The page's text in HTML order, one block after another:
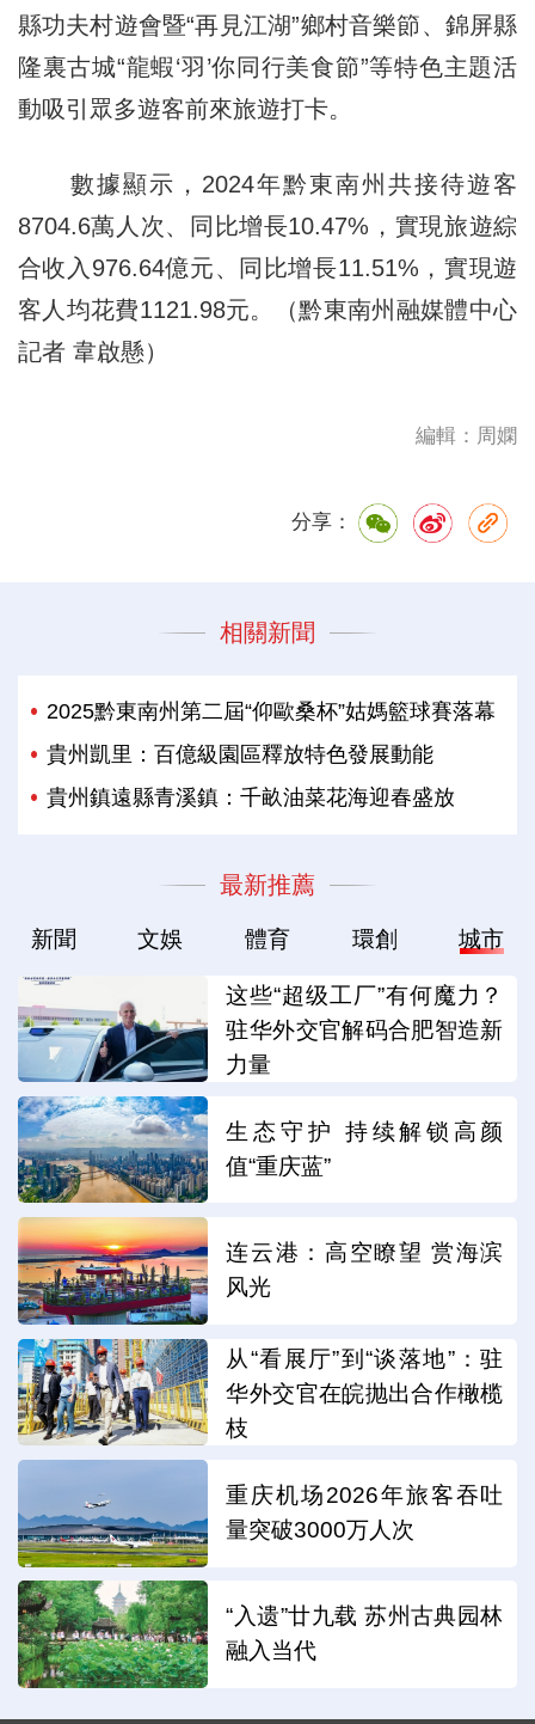
縣功夫村遊會暨“再見江湖”鄉村音樂節、錦屏縣
隆裏古城“龍蝦‘羽’你同行美食節”等特色主題活
動吸引眾多遊客前來旅遊打卡。
數據顯示，2024年黔東南州共接待遊客
8704.6萬人次、同比增長10.47%，實現旅遊綜
合收入976.64億元、同比增長11.51%，實現遊
客人均花費1121.98元。（黔東南州融媒體中心
記者 韋啟懸）
編輯：周嫻
分享：
相關新聞
2025黔東南州第二屆“仰歐桑杯”姑媽籃球賽落幕
貴州凱里：百億級園區釋放特色發展動能
貴州鎮遠縣青溪鎮：千畝油菜花海迎春盛放
最新推薦
新聞 文娛 體育 環創 城市
这些“超级工厂”有何魔力？
驻华外交官解码合肥智造新
力量
生态守护 持续解锁高颜
值“重庆蓝”
连云港：高空瞭望 赏海滨
风光
从“看展厅”到“谈落地”：驻
华外交官在皖抛出合作橄榄
枝
重庆机场2026年旅客吞吐
量突破3000万人次
“入遗”廿九载 苏州古典园林
融入当代